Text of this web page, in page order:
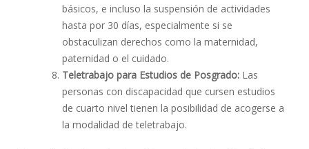
básicos, e incluso la suspensión de actividades
hasta por 30 días, especialmente si se
obstaculizan derechos como la maternidad,
paternidad o el cuidado.
Teletrabajo para Estudios de Posgrado: Las
personas con discapacidad que cursen estudios
de cuarto nivel tienen la posibilidad de acogerse a
la modalidad de teletrabajo.